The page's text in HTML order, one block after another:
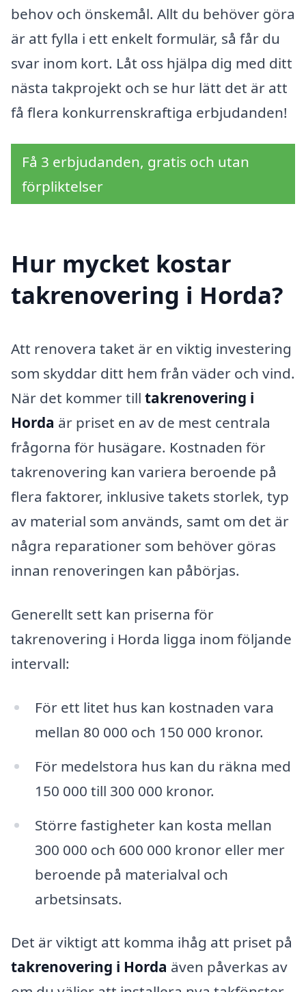
behov och önskemål. Allt du behöver göra
är att fylla i ett enkelt formulär, så får du
svar inom kort. Låt oss hjälpa dig med ditt
nästa takprojekt och se hur lätt det är att
få flera konkurrenskraftiga erbjudanden!
Få 3 erbjudanden, gratis och utan
förpliktelser
Hur mycket kostar
takrenovering i Horda?
Att renovera taket är en viktig investering
som skyddar ditt hem från väder och vind.
När det kommer till takrenovering i
Horda är priset en av de mest centrala
frågorna för husägare. Kostnaden för
takrenovering kan variera beroende på
flera faktorer, inklusive takets storlek, typ
av material som används, samt om det är
några reparationer som behöver göras
innan renoveringen kan påbörjas.
Generellt sett kan priserna för
takrenovering i Horda ligga inom följande
intervall:
För ett litet hus kan kostnaden vara
mellan 80 000 och 150 000 kronor.
För medelstora hus kan du räkna med
150 000 till 300 000 kronor.
Större fastigheter kan kosta mellan
300 000 och 600 000 kronor eller mer
beroende på materialval och
arbetsinsats.
Det är viktigt att komma ihåg att priset på
takrenovering i Horda även påverkas av